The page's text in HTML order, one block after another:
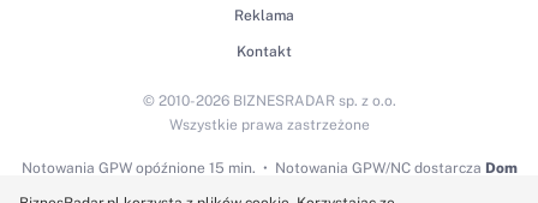
Reklama
Kontakt
Notowania GPWopóźnione 15 min. Notowania GPW/NC dostarcza Dom
© 2010-2026 BIZNESRADAR sp. z o.o.
Wszystkie prawa zastrzeżone